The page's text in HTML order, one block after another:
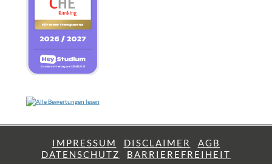
IMPRESSUM DISCLAIMER
AGB
DATENSCHUTZ
BARRIEREFREIHEIT